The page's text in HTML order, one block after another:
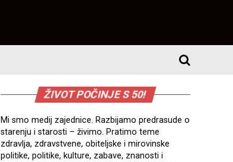
ŽIVOT POČINJE S 50!
Mi smo medij zajednice. Razbijamo predrasude o
starenju i starosti – živimo. Pratimo teme
zdravlja, zdravstvene, obiteljske i mirovinske
politike, politike, kulture, zabave, znanosti i